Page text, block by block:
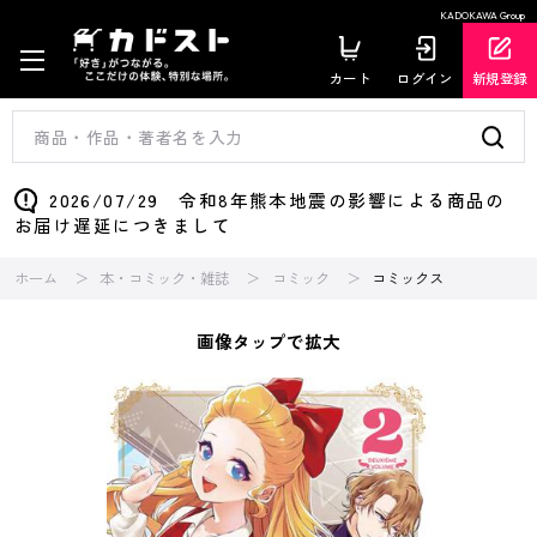
KADOKAWA Group
カート ログイン 新規登録
2026/07/29 令和8年熊本地震の影響による商品の
お届け遅延につきまして
ホーム 本・コミック・雑誌 コミック コミックス
画像タップで拡大